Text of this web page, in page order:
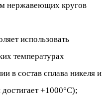
нержавеющих кругов
использовать
температурах
в состав сплава никеля и
+1000°С);